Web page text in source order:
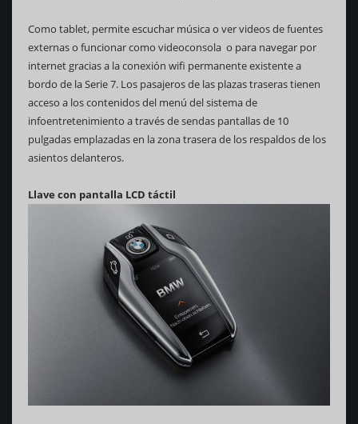
Como tablet, permite escuchar música o ver videos de fuentes
externas o funcionar como videoconsola o para navegar por
internet gracias a la conexión wifi permanente existente a
bordo de la Serie 7. Los pasajeros de las plazas traseras tienen
acceso a los contenidos del menú del sistema de
infoentretenimiento a través de sendas pantallas de 10
pulgadas emplazadas en la zona trasera de los respaldos de los
asientos delanteros.
Llave con pantalla LCD táctil